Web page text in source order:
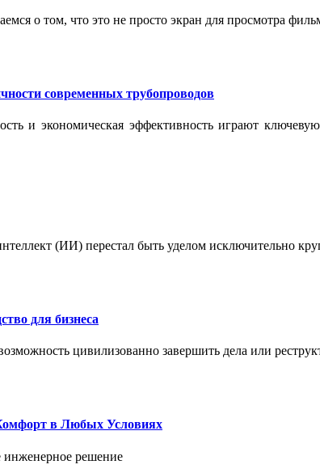
о том, что это не просто экран для просмотра
современных трубопроводов
и экономическая эффективность играют
(ИИ) перестал быть уделом исключительно
для бизнеса
цивилизованно завершить дела или
в Любых Условиях
инженерное решение